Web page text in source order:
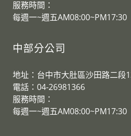
服務時間：
​每週一~週五AM08:00~PM17:30
中部分公司
地址：台中市大肚區沙田路二段
電話：04-26981366
服務時間：
​每週一~週五AM08:00~PM17:30